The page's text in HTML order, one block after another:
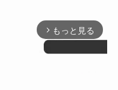
arrow_forward_ios もっと見る